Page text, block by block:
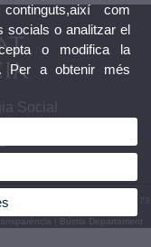
Social
Telèfon: (+34) 96 386 44 73
Bústia Departament
com
socials o analitzar el
o modifica la
Per a obtenir més